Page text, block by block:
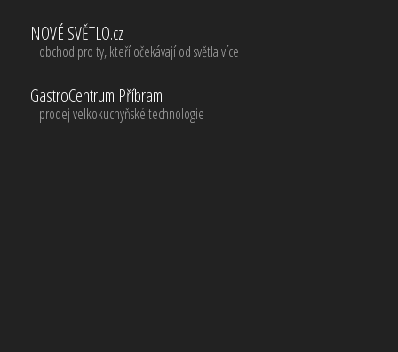
NOVÉ SVĚTLO.cz
obchod pro ty, kteří očekávají od světla více
GastroCentrum Příbram
prodej velkokuchyňské technologie